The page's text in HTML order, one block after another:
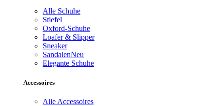
Alle Schuhe
Stiefel
Oxford-Schuhe
Loafer & Slipper
Sneaker
SandalenNeu
Elegante Schuhe
Accessoires
Alle Accessoires